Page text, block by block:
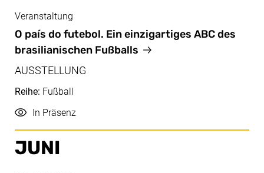
Juni/Juli, 03.06.2006 - 10.07.2006
O país do futebol. Ein einzigartiges ABC des
brasilianischen Fußballs
Veranstaltung
AUSSTELLUNG
Reihe: Fußball
Durchführung
In Präsenz
JUNI